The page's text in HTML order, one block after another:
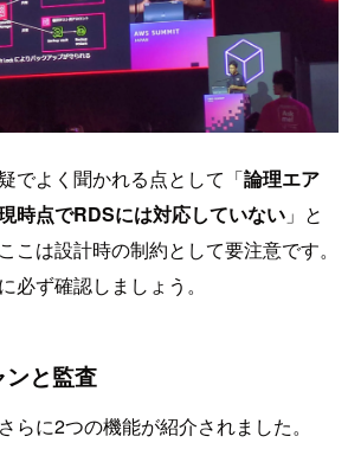
でよく聞かれる点として「論理エア
時点でRDSには対応していない 」と
こは設計時の制約として要注意です。
必ず確認しましょう。
と監査
らに2つの機能が紹介されました。